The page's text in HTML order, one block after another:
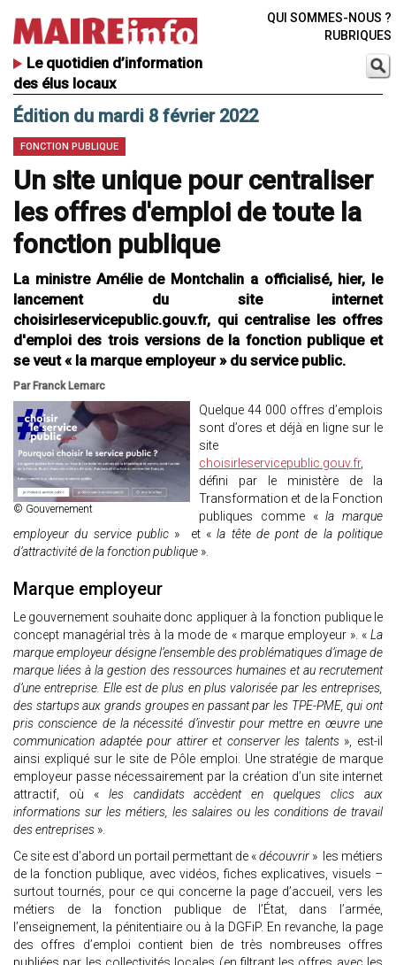
Le quotidien d’information
des élus locaux
QUI SOMMES-NOUS ?
RUBRIQUES
Édition du mardi 8 février 2022
FONCTION PUBLIQUE
Un site unique pour centraliser
les offres d'emploi de toute la
fonction publique
La ministre Amélie de Montchalin a officialisé, hier, le
lancement du site internet
choisirleservicepublic.gouv.fr, qui centralise les offres
d'emploi des trois versions de la fonction publique et
se veut « la marque employeur » du service public.
Par Franck Lemarc
© Gouvernement
Quelque 44 000 offres d’emplois
sont d’ores et déjà en ligne sur le
site
choisirleservicepublic.gouv.fr,
défini par le ministère de la
Transformation et de la Fonction
publiques comme «la marque
employeur du service public» et « la tête de pont de la politique
d’attractivité de la fonction publique ».
Marque employeur
Le gouvernement souhaite donc appliquer à la fonction publique le
concept managérial très à la mode de « marque employeur ». « La
marque employeur désigne l’ensemble des problématiques d’image de
marque liées à la gestion des ressources humaines et au recrutement
d’une entreprise. Elle est de plus en plus valorisée par les entreprises,
des startups aux grands groupes en passant par les TPE-PME, qui ont
pris conscience de la nécessité d’investir pour mettre en œuvre une
communication adaptée pour attirer et conserver les talents», est-il
ainsi expliqué sur le site de Pôle emploi. Une stratégie de marque
employeur passe nécessairement par la création d’un site internet
attractif, où « les candidats accèdent en quelques clics aux
informations sur les métiers, les salaires ou les conditions de travail
des entreprises ».
Ce site est d’abord un portail permettant de «découvrir » les métiers
de la fonction publique, avec vidéos, fiches explicatives, visuels –
surtout tournés, pour ce qui concerne la page d’accueil, vers les
métiers de la fonction publique de l’État, dans l’armée,
l’enseignement, la pénitentiaire ou à la DGFiP. En revanche, la page
des offres d’emploi contient bien de très nombreuses offres